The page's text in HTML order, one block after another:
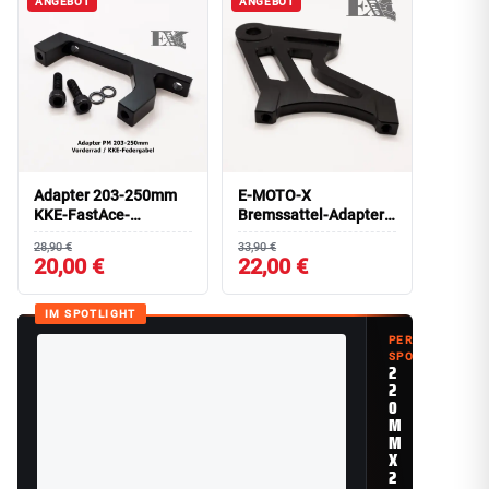
Adapter 203-250mm
KKE-FastAce-
Federgabel P47 POST
MOUNT
28,90 €
20,00 €
E-MOTO-X
Bremssattel-Adapter
203-250mm
HINTERRAD P47
33,90 €
22,00 €
IM SPOTLIGHT
PERFORMANCE
SPOTLIGHT
2
2
0
M
M
X
2